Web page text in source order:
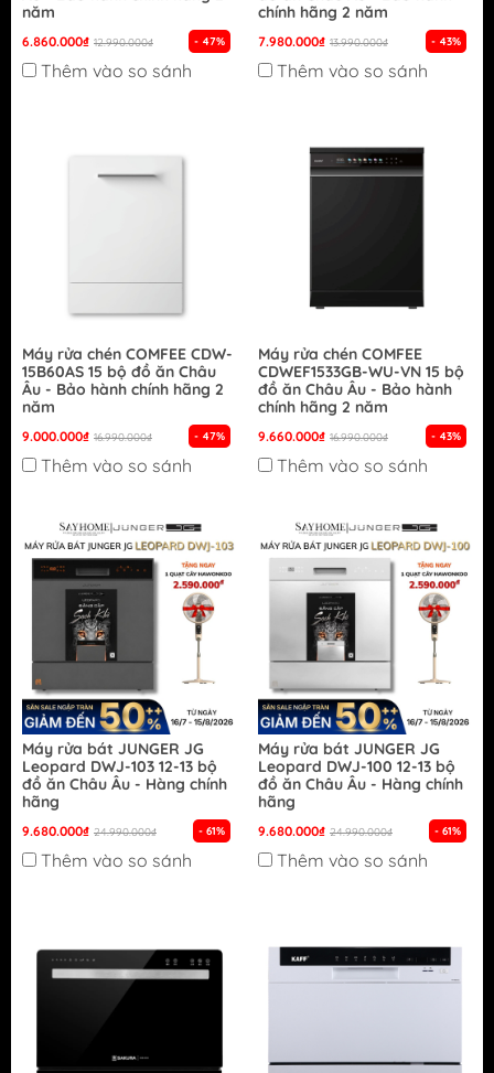
năm
6.860.000₫ 12.990.000₫ - 47%
Thêm vào so sánh
chính hãng 2 năm
7.980.000₫ 13.990.000₫ - 43%
Thêm vào so sánh
Máy rửa chén COMFEE CDW-
15B60AS 15 bộ đồ ăn Châu
Âu - Bảo hành chính hãng 2
năm
9.000.000₫ 16.990.000₫ - 47%
Thêm vào so sánh
Máy rửa chén COMFEE
CDWEF1533GB-WU-VN 15 bộ
đồ ăn Châu Âu - Bảo hành
chính hãng 2 năm
9.660.000₫ 16.990.000₫ - 43%
Thêm vào so sánh
Máy rửa bát JUNGER JG
Leopard DWJ-103 12-13 bộ
đồ ăn Châu Âu - Hàng chính
hãng
9.680.000₫ 24.990.000₫ - 61%
Thêm vào so sánh
Máy rửa bát JUNGER JG
Leopard DWJ-100 12-13 bộ
đồ ăn Châu Âu - Hàng chính
hãng
9.680.000₫ 24.990.000₫ - 61%
Thêm vào so sánh